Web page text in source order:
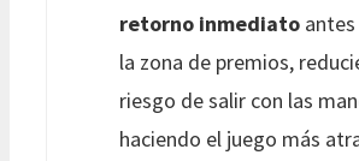
retorno inmediato
la zona de premios,
riesgo de salir con las
haciendo el juego más